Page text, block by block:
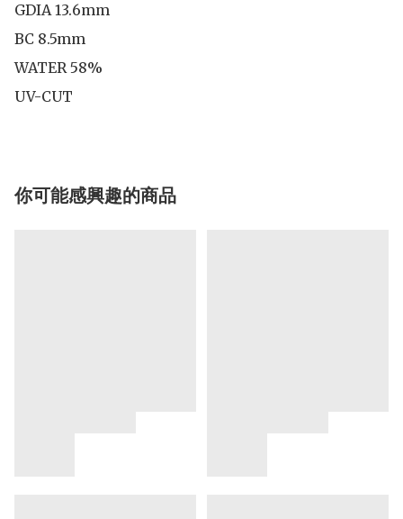
GDIA 13.6mm
BC 8.5mm
WATER 58%
UV-CUT
你可能感興趣的商品